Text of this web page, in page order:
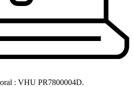
: VHU PR7800004D.